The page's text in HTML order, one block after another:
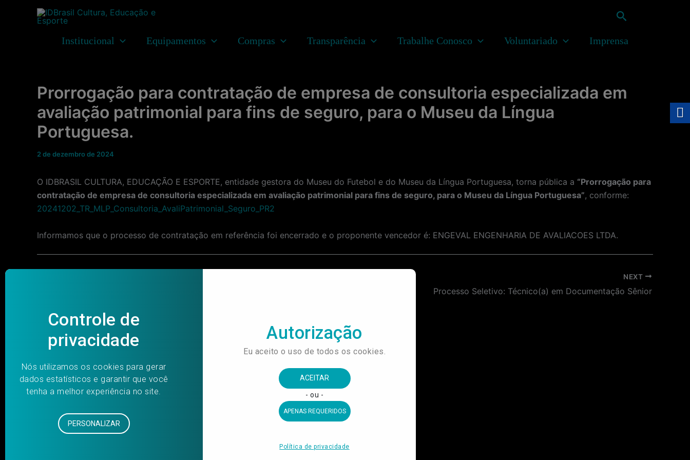
Pesquisar
Institucional Equipamentos Compras Transparência Trabalhe Conosco Voluntariado Imprensa
Prorrogação para contratação de empresa de consultoria especializada em
avaliação patrimonial para fins de seguro, para o Museu da Língua
Portuguesa.
2 de dezembro de 2024
O IDBRASIL CULTURA, EDUCAÇÃO E ESPORTE, entidade gestora do Museu do Futebol e do Museu da Língua Portuguesa, torna pública a “Prorrogação para
contratação de empresa de consultoria especializada em avaliação patrimonial para fins de seguro, para o Museu da Língua Portuguesa”, conforme:
20241202_TR_MLP_Consultoria_AvaliPatrimonial_Seguro_PR2
Informamos que o processo de contratação em referência foi encerrado e o proponente vencedor é: ENGEVAL ENGENHARIA DE AVALIACOES LTDA.
NEXT
Processo Seletivo: Técnico(a) em Documentação Sênior